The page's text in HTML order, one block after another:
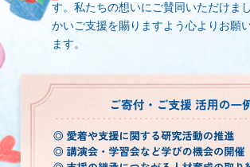
す。私たちの想いにご賛同いただけま
かいご支援を賜りますよう心よりお願
ます。